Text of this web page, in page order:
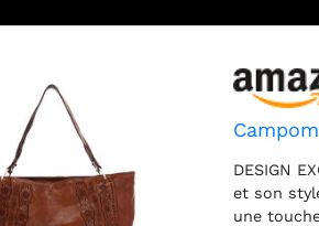
DESIGN
et son
une